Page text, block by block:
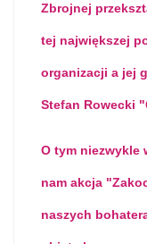
Zbrojnej
tej największej
organizacji a jej
Stefan Rowecki
O tym niezwykle
nam akcja
naszych